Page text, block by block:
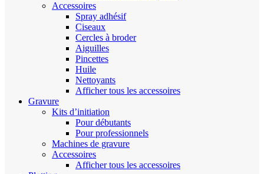
Accessoires
Spray adhésif
Ciseaux
Cercles à broder
Aiguilles
Pincettes
Huile
Nettoyants
Afficher tous les accessoires
Gravure
Kits d’initiation
Pour débutants
Pour professionnels
Machines de gravure
Accessoires
Afficher tous les accessoires